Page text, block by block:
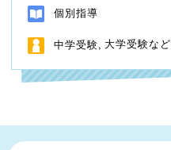
個別指導
中学受験 大学受験など